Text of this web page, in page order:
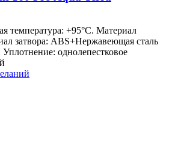
температура: +95°С. Материал
затвора: ABS+Нержавеющая сталь
однолепестковое